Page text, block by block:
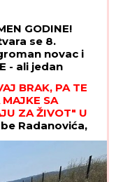
GODINE!
se 8.
novac i
- ali jedan
za uspeh
BRAK, PA TE
SA
ZA ŽIVOT" U
Radanovića,
"Ne govori